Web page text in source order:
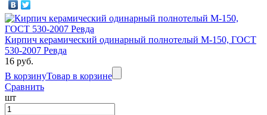
Кирпич керамический одинарный полнотелый М-150, ГОСТ
530-2007 Ревда
16 руб.
В корзинуТовар в корзине
Сравнить
шт